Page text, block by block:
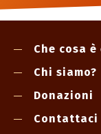
Che cosa
Chi siamo?
Donazioni
Contattaci